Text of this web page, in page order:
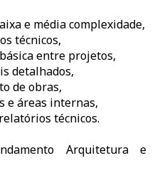
e média complexidade,
técnicos,
entre projetos,
detalhados,
de obras,
e áreas internas,
técnicos.
Arquitetura e